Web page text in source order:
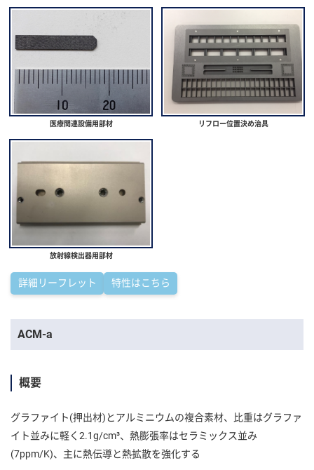
医療関連設備用部材 リフロー位置決め治具
放射線検出器用部材
詳細リーフレット 特性はこちら
ACM-a
概要
グラファイト(押出材)とアルミニウムの複合素材、比重はグラファ
イト並みに軽く2.1g/cm³、熱膨張率はセラミックス並み
(7ppm/K)、主に熱伝導と熱拡散を強化する